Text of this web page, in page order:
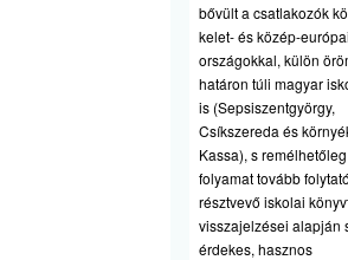
bővült a csatlakozók
kelet- és közép-
országokkal, külön
határon túli magyar
is (Sepsiszentgyörgy,
Csíkszereda és
Kassa), s
folyamat tovább
résztvevő iskolai
visszajelzései alapján
érdekes, hasznos